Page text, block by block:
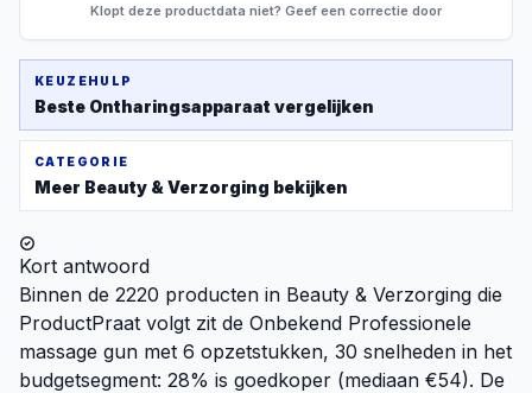
Klopt deze productdata niet? Geef een correctie door
KEUZEHULP
Beste Ontharingsapparaat vergelijken
CATEGORIE
Meer Beauty & Verzorging bekijken
Kort antwoord
Binnen de 2220 producten in Beauty & Verzorging die
ProductPraat volgt zit de Onbekend Professionele
massage gun met 6 opzetstukken, 30 snelheden in het
budgetsegment: 28% is goedkoper (mediaan €54). De